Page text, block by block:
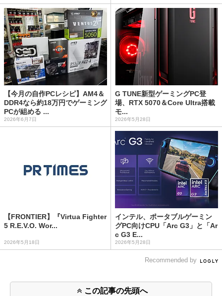
【今月の自作PCレシピ】AM4＆
DDR4なら約18万円でゲーミング
PCが組める ...
2026年6月7日
G TUNE新型ゲーミングPC登
場、RTX 5070＆Core Ultra搭載
モ...
2026年5月28日
【FRONTIER】『Virtua Fighter
5 R.E.V.O. Wor...
2026年5月18日
インテル、ポータブルゲーミン
グPC向けCPU「Arc G3」と「Ar
c G3 E...
2026年5月28日
Recommended by
この記事の先頭へ